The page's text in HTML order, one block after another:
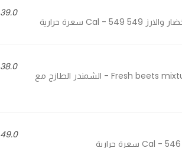
39.0 SAR
38.0 SAR
Fresh beets mixture with walnuts, lemon juice, tahini, served with goat cheese mousse - الشمندر الطازج مع
49.0 SAR